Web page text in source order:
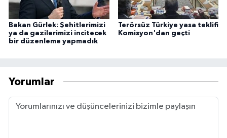
Bakan Gürlek: Şehitlerimizi
ya da gazilerimizi incitecek
bir düzenleme yapmadık
Terörsüz Türkiye yasa teklifi
Komisyon'dan geçti
Yorumlar